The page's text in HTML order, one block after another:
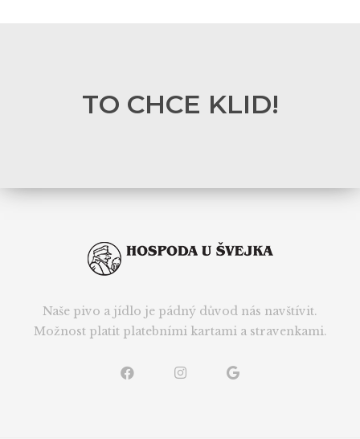
TO CHCE KLID!
Naše pivo a jídlo je pádný důvod nás navštívit.
Možnost platit platebními kartami a stravenkami.